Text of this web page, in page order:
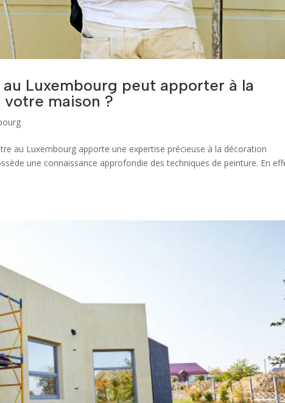
Luxembourg peut apporter à la
maison ?
au Luxembourg apporte une expertise précieuse à la décoration
une connaissance approfondie des techniques de peinture. En